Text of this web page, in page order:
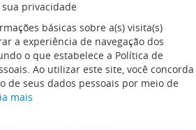
sua privacidade
básicas sobre a(s) visita(s)
a experiência de navegação dos
o que estabelece a Política de
Ao utilizar este site, você concorda
de seus dados pessoais por meio de
mais